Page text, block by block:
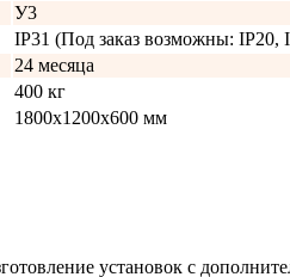
У3
IP31 (Под заказ возможны: IP20,
24 месяца
400 кг
1800х1200х600 мм
установок с